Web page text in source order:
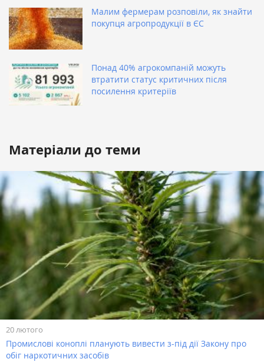
Малим фермерам розповіли, як знайти
покупця агропродукції в ЄС
Понад 40% агрокомпаній можуть
втратити статус критичних після
посилення критеріїв
Матеріали до теми
20 лютого
Промислові коноплі планують вивести з-під дії Закону про
обіг наркотичних засобів